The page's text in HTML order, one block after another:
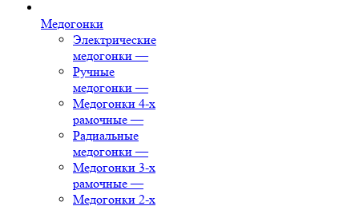
Медогонки
Электрические
медогонки —
Ручные
медогонки —
Медогонки 4-х
рамочные —
Радиальные
медогонки —
Медогонки 3-х
рамочные —
Медогонки 2-х